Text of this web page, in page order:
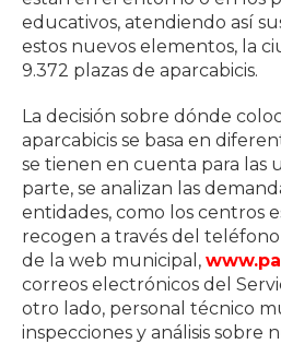
educativos, atendiendo así
estos nuevos elementos, la
9.372 plazas de aparcabicis.
La decisión sobre dónde
aparcabicis se basa en
se tienen en cuenta para las
parte, se analizan las
entidades, como los centros
recogen a través del teléfono
de la web municipal,
correos electrónicos del
otro lado, personal técnico
inspecciones y análisis sobre